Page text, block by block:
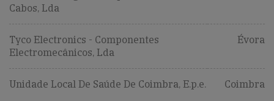
Cabos, Lda
Tyco Electronics - Componentes
Electromecânicos, Lda
Évora
Unidade Local De Saúde De Coimbra, E.p.e. Coimbra